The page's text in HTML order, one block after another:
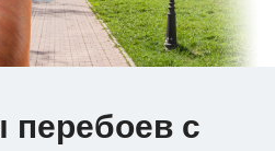
перебоев с